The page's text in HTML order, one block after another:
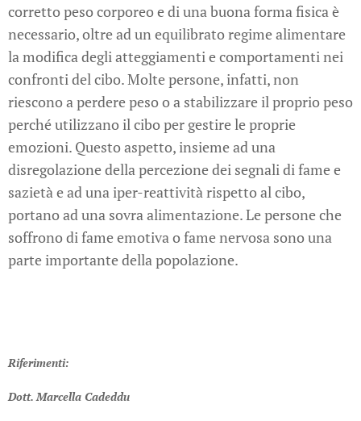
corretto peso corporeo e di una buona forma fisica è
necessario, oltre ad un equilibrato regime alimentare
la modifica degli atteggiamenti e comportamenti nei
confronti del cibo. Molte persone, infatti, non
riescono a perdere peso o a stabilizzare il proprio peso
perché utilizzano il cibo per gestire le proprie
emozioni. Questo aspetto, insieme ad una
disregolazione della percezione dei segnali di fame e
sazietà e ad una iper-reattività rispetto al cibo,
portano ad una sovra alimentazione. Le persone che
soffrono di fame emotiva o fame nervosa sono una
parte importante della popolazione.
Riferimenti:
Dott. Marcella Cadeddu